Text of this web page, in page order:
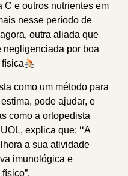
C e outros nutrientes em
nesse período de
outra aliada que
negligenciada por boa
física
como um método para
pode ajudar, e
como a ortopedista
explica que: ‘‘A
a sua atividade
imunológica e